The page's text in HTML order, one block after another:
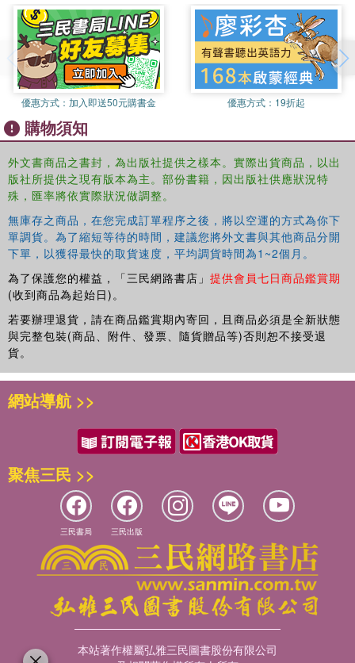
優惠方式： 加入即送50元購書金 優惠方式： 19折起
購物須知
外文書商品之書封，為出版社提供之樣本。實際出貨商品，以出
版社所提供之現有版本為主。部份書籍，因出版社供應狀況特
殊，匯率將依實際狀況做調整。
無庫存之商品，在您完成訂單程序之後，將以空運的方式為你下
單調貨。為了縮短等待的時間，建議您將外文書與其他商品分開
下單，以獲得最快的取貨速度，平均調貨時間為1~2個月。
為了保護您的權益，「三民網路書店」 提供會員七日商品鑑賞期
(收到商品為起始日)。
若要辦理退貨，請在商品鑑賞期內寄回，且商品必須是全新狀態
與完整包裝(商品、附件、發票、隨貨贈品等)否則恕不接受退
貨。
網站導航 >>
聚焦三民 >>
三民書局 三民出版
本站著作權屬弘雅三民圖書股份有限公司